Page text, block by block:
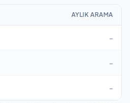
AYLIK ARAMA
–
–
–